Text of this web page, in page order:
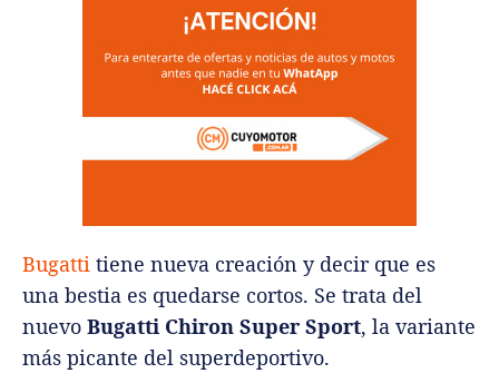
Bugatti tiene nueva creación y decir que es
una bestia es quedarse cortos. Se trata del
nuevo Bugatti Chiron Super Sport, la variante
más picante del superdeportivo.